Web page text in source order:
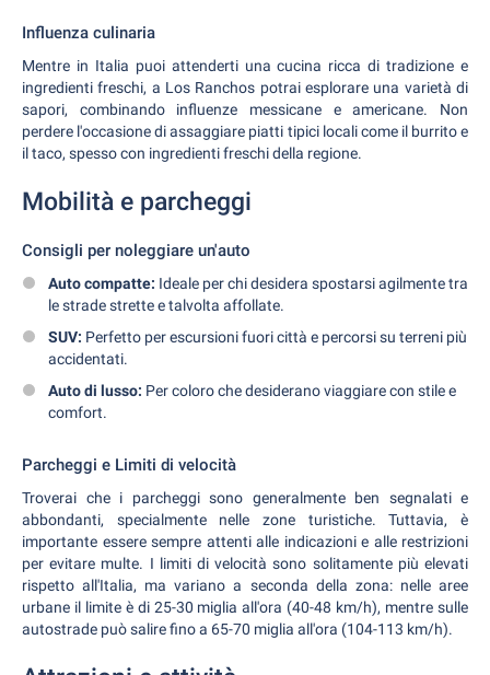
Influenza culinaria
Mentre in Italia puoi attenderti una cucina ricca di tradizione e
ingredienti freschi, a Los Ranchos potrai esplorare una varietà di
sapori, combinando influenze messicane e americane. Non
perdere l'occasione di assaggiare piatti tipici locali come il burrito e
il taco, spesso con ingredienti freschi della regione.
Mobilità e parcheggi
Consigli per noleggiare un'auto
Auto compatte: Ideale per chi desidera spostarsi agilmente tra
le strade strette e talvolta affollate.
SUV: Perfetto per escursioni fuori città e percorsi su terreni più
accidentati.
Auto di lusso: Per coloro che desiderano viaggiare con stile e
comfort.
Parcheggi e Limiti di velocità
Troverai che i parcheggi sono generalmente ben segnalati e
abbondanti, specialmente nelle zone turistiche. Tuttavia, è
importante essere sempre attenti alle indicazioni e alle restrizioni
per evitare multe. I limiti di velocità sono solitamente più elevati
rispetto all'Italia, ma variano a seconda della zona: nelle aree
urbane il limite è di 25-30 miglia all'ora (40-48 km/h), mentre sulle
autostrade può salire fino a 65-70 miglia all'ora (104-113 km/h).